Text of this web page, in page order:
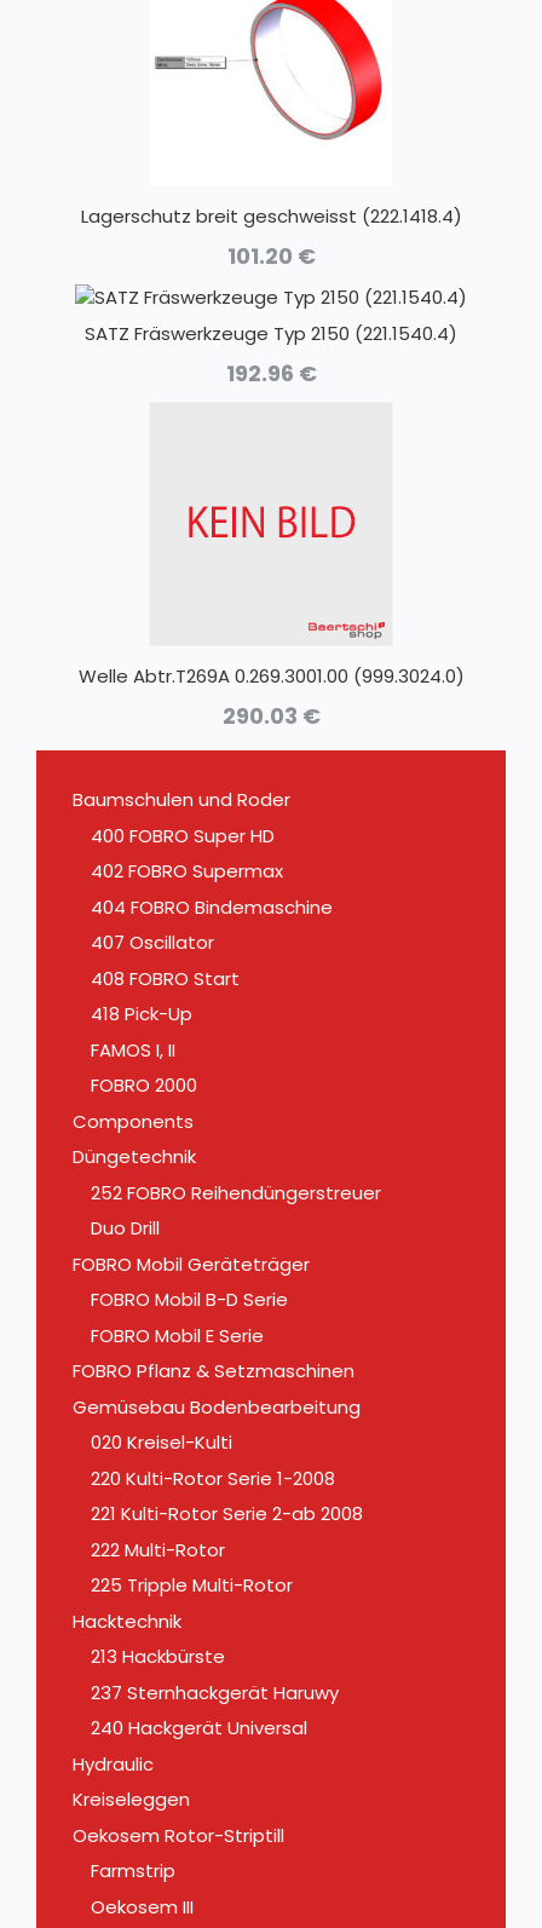
Lagerschutz breit geschweisst (222.1418.4)
101.20 €
SATZ Fräswerkzeuge Typ 2150 (221.1540.4)
192.96 €
Welle Abtr.T269A 0.269.3001.00 (999.3024.0)
290.03 €
Baumschulen und Roder
400 FOBRO Super HD
402 FOBRO Supermax
404 FOBRO Bindemaschine
407 Oscillator
408 FOBRO Start
418 Pick-Up
FAMOS I, II
FOBRO 2000
Components
Düngetechnik
252 FOBRO Reihendüngerstreuer
Duo Drill
FOBRO Mobil Geräteträger
FOBRO Mobil B-D Serie
FOBRO Mobil E Serie
FOBRO Pflanz & Setzmaschinen
Gemüsebau Bodenbearbeitung
020 Kreisel-Kulti
220 Kulti-Rotor Serie 1-2008
221 Kulti-Rotor Serie 2-ab 2008
222 Multi-Rotor
225 Tripple Multi-Rotor
Hacktechnik
213 Hackbürste
237 Sternhackgerät Haruwy
240 Hackgerät Universal
Hydraulic
Kreiseleggen
Oekosem Rotor-Striptill
Farmstrip
Oekosem III